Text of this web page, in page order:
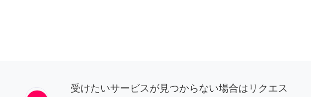
受けたいサービスが見つからない場合はリクエス